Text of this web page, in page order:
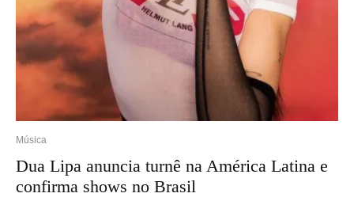
Música
Dua Lipa anuncia turnê na América Latina e
confirma shows no Brasil